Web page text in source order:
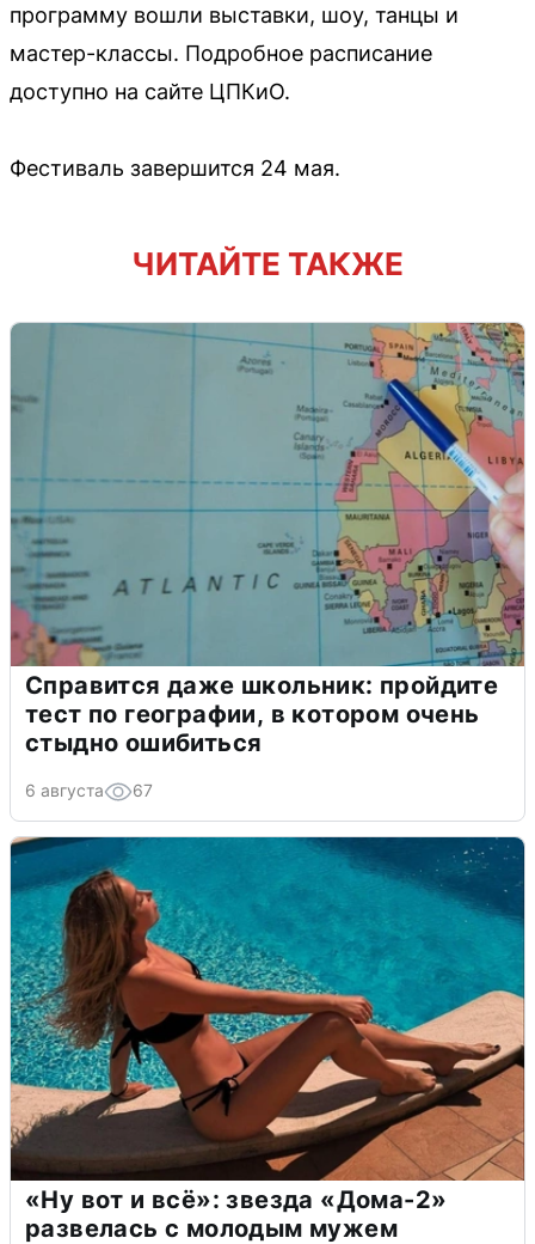
программу вошли выставки, шоу, танцы и
мастер-классы. Подробное расписание
доступно на сайте ЦПКиО.
Фестиваль завершится 24 мая.
ЧИТАЙТЕ ТАКЖЕ
Справится даже школьник: пройдите
тест по географии, в котором очень
стыдно ошибиться
6 августа 67
«Ну вот и всё»: звезда «Дома-2»
развелась с молодым мужем